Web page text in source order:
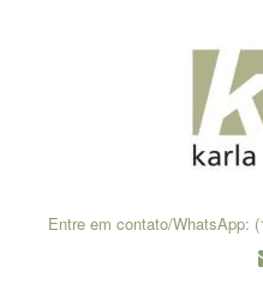
Entre em contato/WhatsApp: